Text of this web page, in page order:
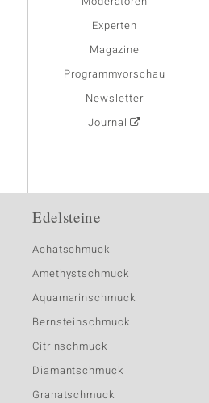
Experten
Magazine
Programmvorschau
Newsletter
Journal
Edelsteine
Achatschmuck
Amethystschmuck
Aquamarinschmuck
Bernsteinschmuck
Citrinschmuck
Diamantschmuck
Granatschmuck